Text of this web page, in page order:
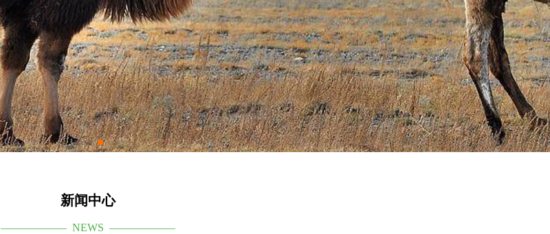
新闻中心
—————— NEWS ——————